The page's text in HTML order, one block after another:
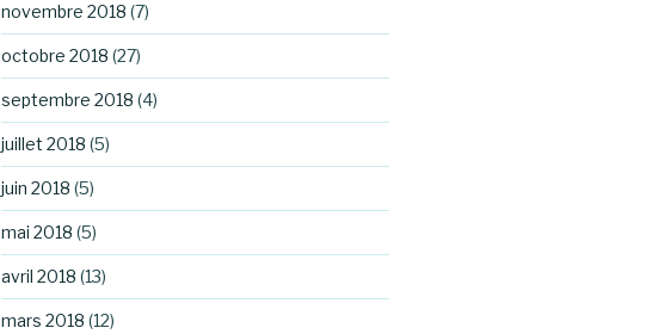
novembre 2018 (7)
octobre 2018 (27)
septembre 2018 (4)
juillet 2018 (5)
juin 2018 (5)
mai 2018 (5)
avril 2018 (13)
mars 2018 (12)